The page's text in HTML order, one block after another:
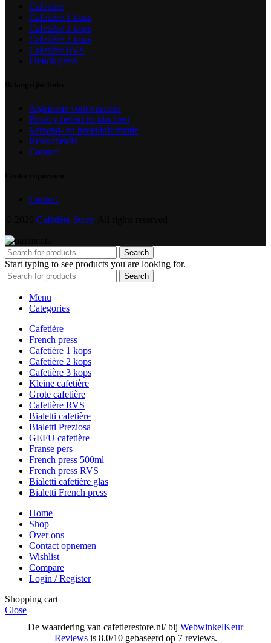
Cafetière
Cafetière 1 kops
Cafetière 2 kops
Cafetière 3 kops
Cafetière RVS
French press
Algemene voorwaarden
Privacy beleid en klachten
Verzend- en betaalinformatie
Retourbeleid
Contact
Contact
Cafetière Store
Search
Start typing to see products you are looking for.
Search
Menu
Categories
Cafetière
French press
Cafetière 1 kops
Cafetière 2 kops
Cafetière 3 kops
Kleine cafetière
Grote cafetière
Cafetière RVS
Bialetti cafetière
Bialetti Preziosa
GEFU cafetière
Franse pers
French press 500ml
French press RVS
Bialetti cafetière glas
Bialetti French press
Home
Shop
Over ons
Contact opnemen
Wishlist
Compare
Login / Register
Shopping cart
Close
De waardering van cafetierestore.nl/ bij WebwinkelKeur
Reviewsis 8.0/10 gebaseerd op 7 reviews.